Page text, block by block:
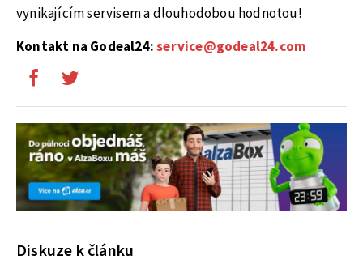
vynikajícím servisem a dlouhodobou hodnotou!
Kontakt na Godeal24:service@godeal24.com
Diskuze k článku